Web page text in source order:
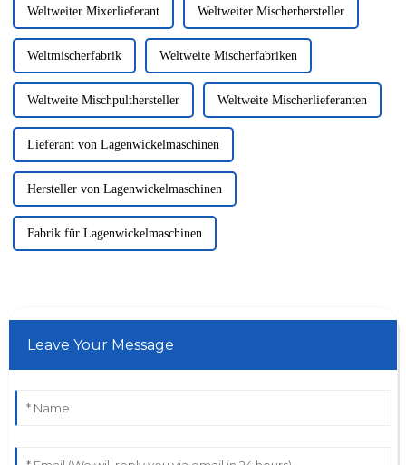
Weltweiter Mixerlieferant Weltweiter Mischerhersteller
Weltmischerfabrik Weltweite Mischerfabriken
Weltweite Mischpulthersteller Weltweite Mischerlieferanten
Lieferant von Lagenwickelmaschinen
Hersteller von Lagenwickelmaschinen
Fabrik für Lagenwickelmaschinen
Leave Your Message